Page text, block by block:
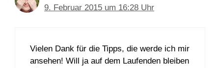
9. Februar 2015 um 16:28 Uhr
Vielen Dank für die Tipps, die werde ich mir
ansehen! Will ja auf dem Laufenden bleiben